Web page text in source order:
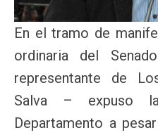
En el tramo de
ordinaria del
representante de
Salva – expuso
Departamento a